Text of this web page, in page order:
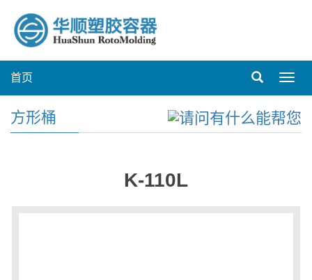
首页
方形桶
K-110L